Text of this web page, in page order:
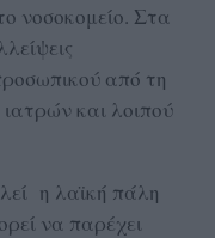
νοσοκομείο. Στα
από τη
και λοιπού
η λαϊκή πάλη
να παρέχει